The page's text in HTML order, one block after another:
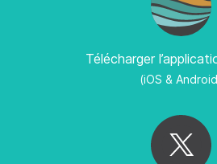
Télécharger
(iOS &